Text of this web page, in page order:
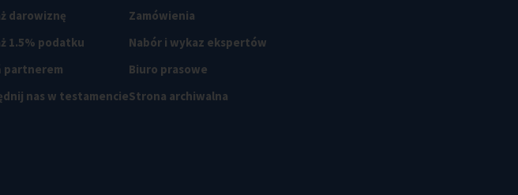
darowiznę
1.5% podatku
partnerem
nas w testamencie
Zamówienia
Nabór i wykaz ekspertów
Biuro prasowe
Strona archiwalna